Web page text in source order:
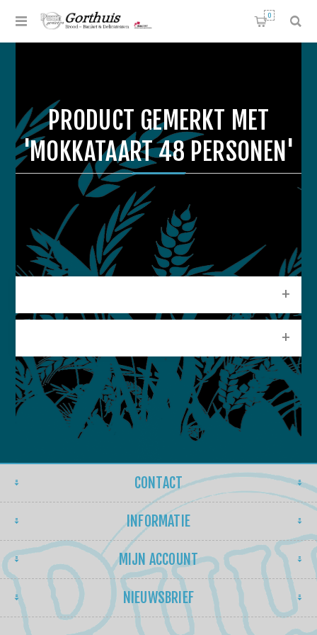
0
PRODUCT GEMERKT MET
'MOKKATAART 48 PERSONEN'
CONTACT
INFORMATIE
MIJN ACCOUNT
NIEUWSBRIEF